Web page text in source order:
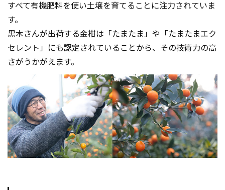
すべて有機肥料を使い土壌を育てることに注力されていま
す。
黒木さんが出荷する金柑は「たまたま」や「たまたまエク
セレント」にも認定されていることから、その技術力の高
さがうかがえます。